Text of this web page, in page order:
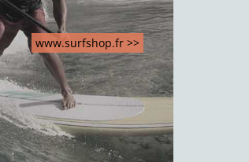
www.surfshop.fr >>